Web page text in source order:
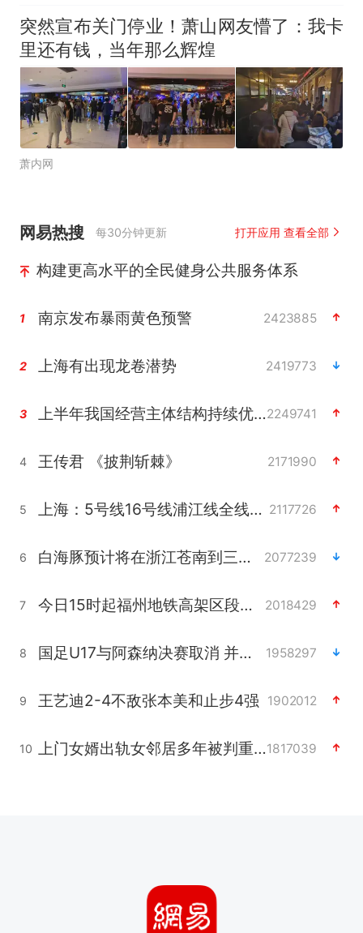
突然宣布关门停业！萧山网友懵了：我卡
里还有钱，当年那么辉煌
萧内网
网易热搜 每30分钟更新 打开应用 查看全部
构建更高水平的全民健身公共服务体系
1 南京发布暴雨黄色预警 2423885
2 上海有出现龙卷潜势 2419773
3 上半年我国经营主体结构持续优化2249741
4 王传君 《披荆斩棘》 2171990
5 上海：5号线16号线浦江线全线停运 2117726
6 白海豚预计将在浙江苍南到三门一带登陆 2077239
7 今日15时起福州地铁高架区段停运 2018429
8 国足U17与阿森纳决赛取消 并列冠军 1958297
9 王艺迪2-4不敌张本美和止步4强 1902012
10 上门女婿出轨女邻居多年被判重婚罪1817039